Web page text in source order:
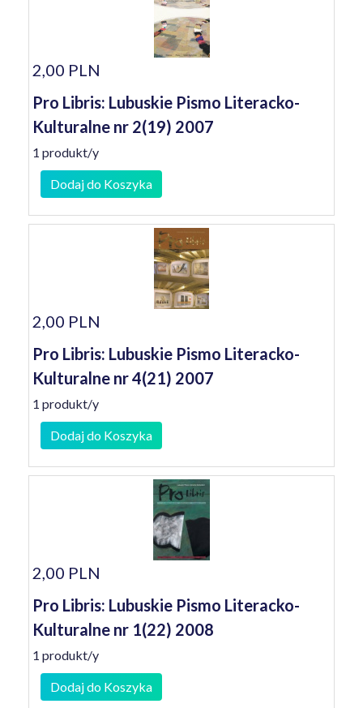
2,00 PLN
Pro Libris: Lubuskie Pismo Literacko-
Kulturalne nr 2(19) 2007
1 produkt/y
Dodaj do Koszyka
2,00 PLN
Pro Libris: Lubuskie Pismo Literacko-
Kulturalne nr 4(21) 2007
1 produkt/y
Dodaj do Koszyka
2,00 PLN
Pro Libris: Lubuskie Pismo Literacko-
Kulturalne nr 1(22) 2008
1 produkt/y
Dodaj do Koszyka